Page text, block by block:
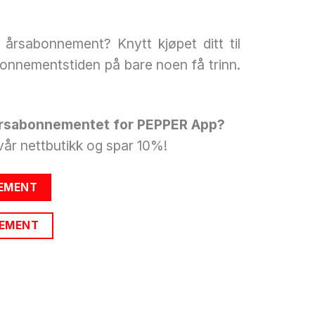
Knytt kjøpet ditt til
på bare noen få trinn.
for PEPPER App?
nettbutikk og spar 10%!